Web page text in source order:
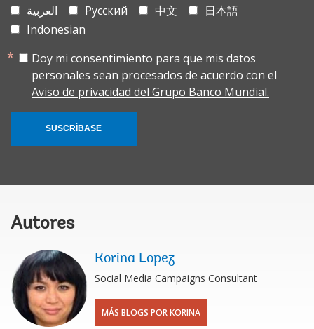
العربية
Русский 中文
日本語
Indonesian
Doy mi consentimiento para que mis datos
personales sean procesados de acuerdo con el
Aviso de privacidad del Grupo Banco Mundial.
SUSCRÍBASE
Autores
Korina Lopez
Social Media Campaigns Consultant
MÁS BLOGS POR KORINA